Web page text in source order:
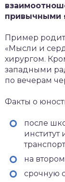
привычными
Пример
«Мысли и
хирургом.
западными
по вечерам
Факты о
после
на
срочную